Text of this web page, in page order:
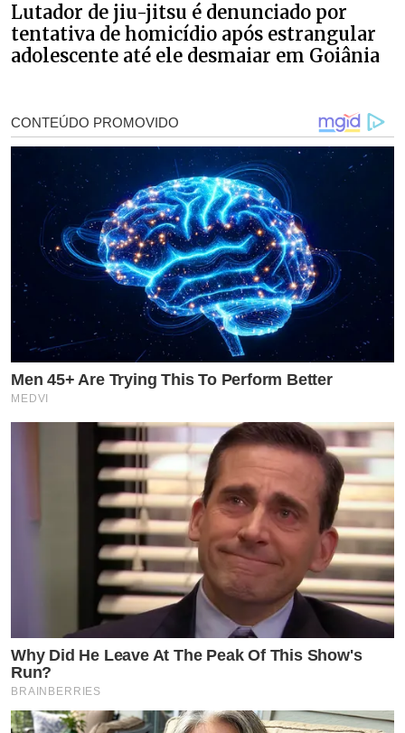
Lutador de jiu-jitsu é denunciado por
tentativa de homicídio após estrangular
adolescente até ele desmaiar em Goiânia